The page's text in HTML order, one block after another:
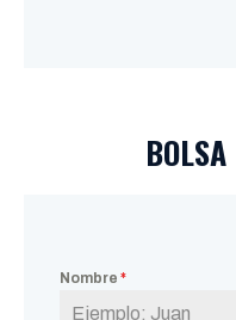
Nombre *